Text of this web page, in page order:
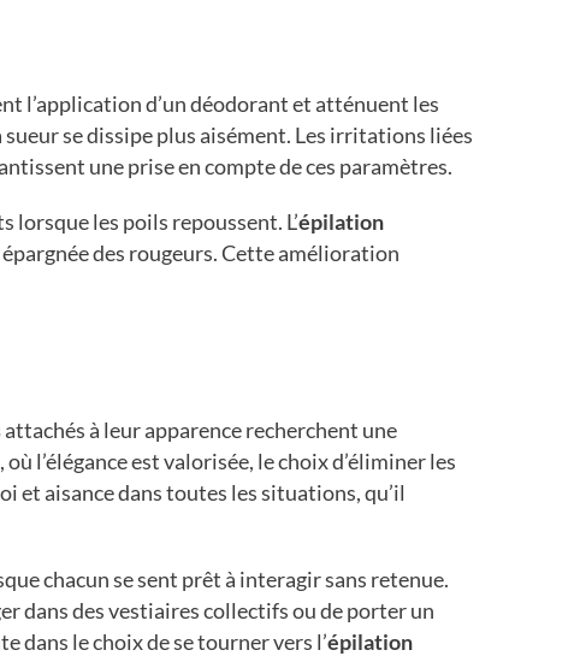
l’application d’un déodorant et atténuent les
se dissipe plus aisément. Les irritations liées
une prise en compte de ces paramètres.
lorsque les poils repoussent. L’épilation
des rougeurs. Cette amélioration
attachés à leur apparence recherchent une
, où l’élégance est valorisée, le choix d’éliminer les
et aisance dans toutes les situations, qu’il
chacun se sent prêt à interagir sans retenue.
dans des vestiaires collectifs ou de porter un
dans le choix de se tourner vers l’épilation